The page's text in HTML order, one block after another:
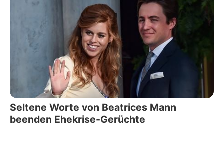
Seltene Worte von Beatrices Mann
beenden Ehekrise-Gerüchte